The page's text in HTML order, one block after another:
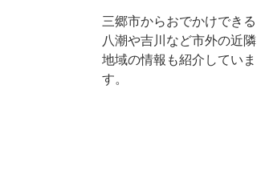
三郷市からおでかけできる
八潮や吉川など市外の近隣
地域の情報も紹介していま
す。